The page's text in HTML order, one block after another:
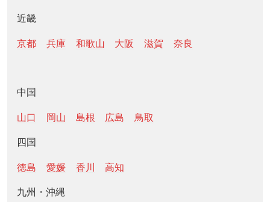
近畿
京都 兵庫 和歌山 大阪 滋賀 奈良
中国
山口 岡山 島根 広島 鳥取
四国
徳島 愛媛 香川 高知
九州・沖縄